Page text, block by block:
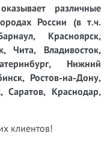
различные
России (в т.ч.
Красноярск,
Чита, Владивосток,
Нижний
Ростов-на-Дону,
Краснодар,
клиентов!